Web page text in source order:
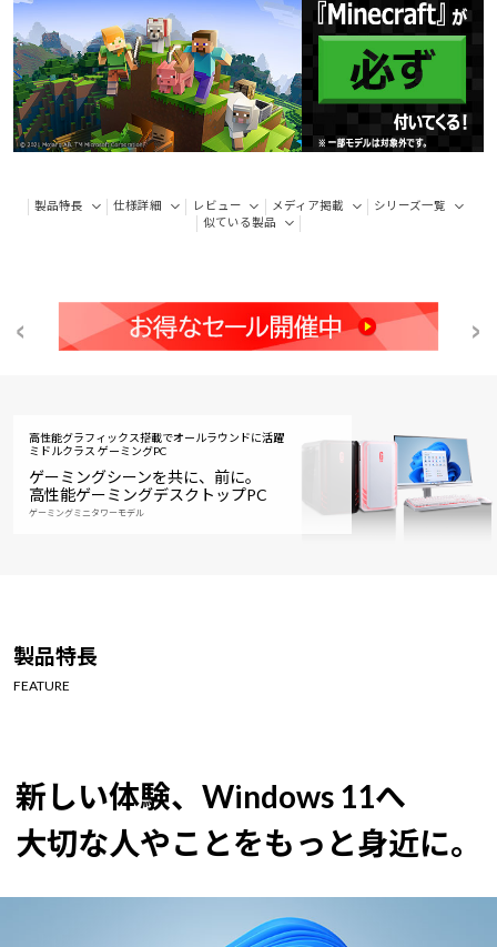
製品特長 仕様詳細 レビュー メディア掲載
シリーズ一覧
似ている製品
高性能グラフィックス搭載でオールラウンドに活躍
ミドルクラス ゲーミングPC
ゲーミングシーンを共に、前に。
高性能ゲーミングデスクトップPC
ゲーミングミニタワーモデル
製品特長
FEATURE
新しい体験、Windows 11へ
大切な人やことをもっと身近に。